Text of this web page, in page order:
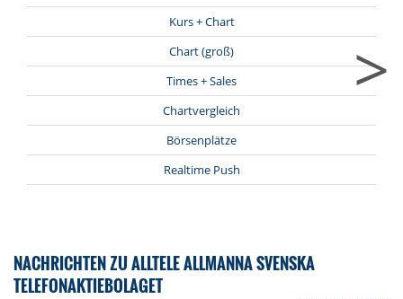
Kurs + Chart
Chart (groß)
Times + Sales
Chartvergleich
Börsenplätze
Realtime Push
>
NACHRICHTEN ZU ALLTELE ALLMANNA SVENSKA
TELEFONAKTIEBOLAGET